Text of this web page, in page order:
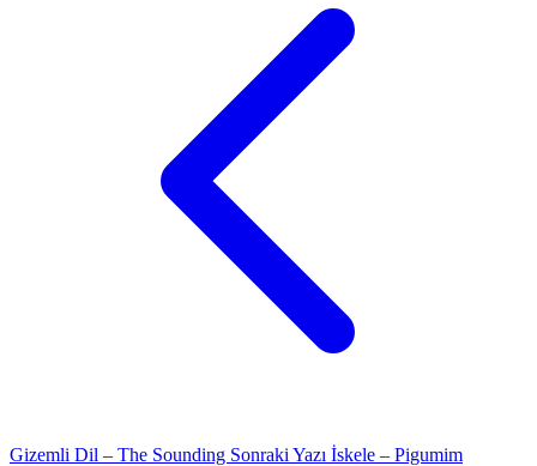
Gizemli Dil – The Sounding Sonraki Yazı İskele – Pigumim